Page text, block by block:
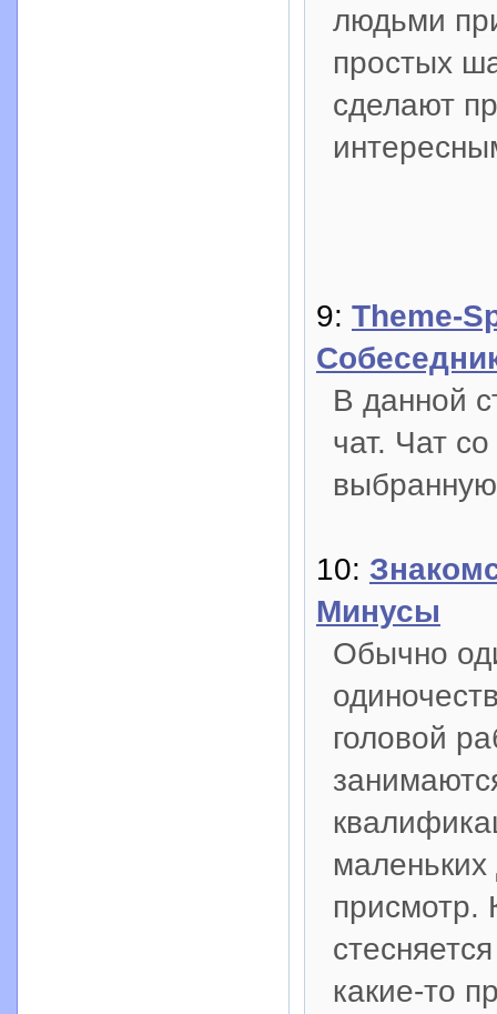
людьми
простых
сделают
9: Theme-
В данной
чат. Чат
10:
Минусы
Обычно
головой
маленьких
присмотр.
какие-то